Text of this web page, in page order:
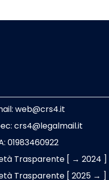
web@crs4.it
crs4@legalmail.it
01983460922
Trasparente [ → 2024 ]
Trasparente [ 2025 → ]